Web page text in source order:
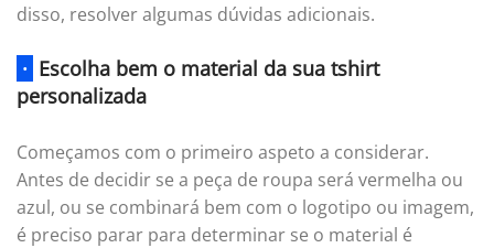
disso, resolver algumas dúvidas adicionais.
· Escolha bem o material da sua tshirt
personalizada
Começamos com o primeiro aspeto a considerar.
Antes de decidir se a peça de roupa será vermelha ou
azul, ou se combinará bem com o logotipo ou imagem,
é preciso parar para determinar se o material é